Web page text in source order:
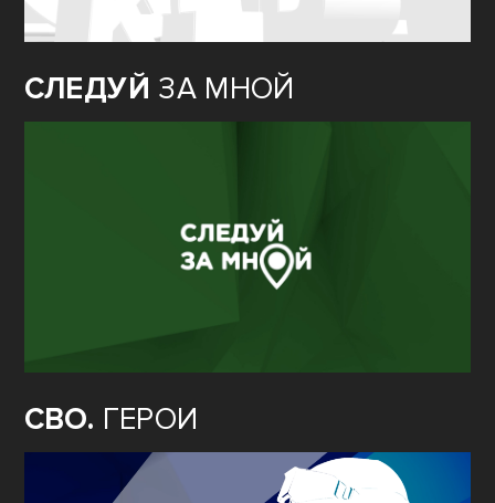
СЛЕДУЙ ЗА МНОЙ
СВО. ГЕРОИ